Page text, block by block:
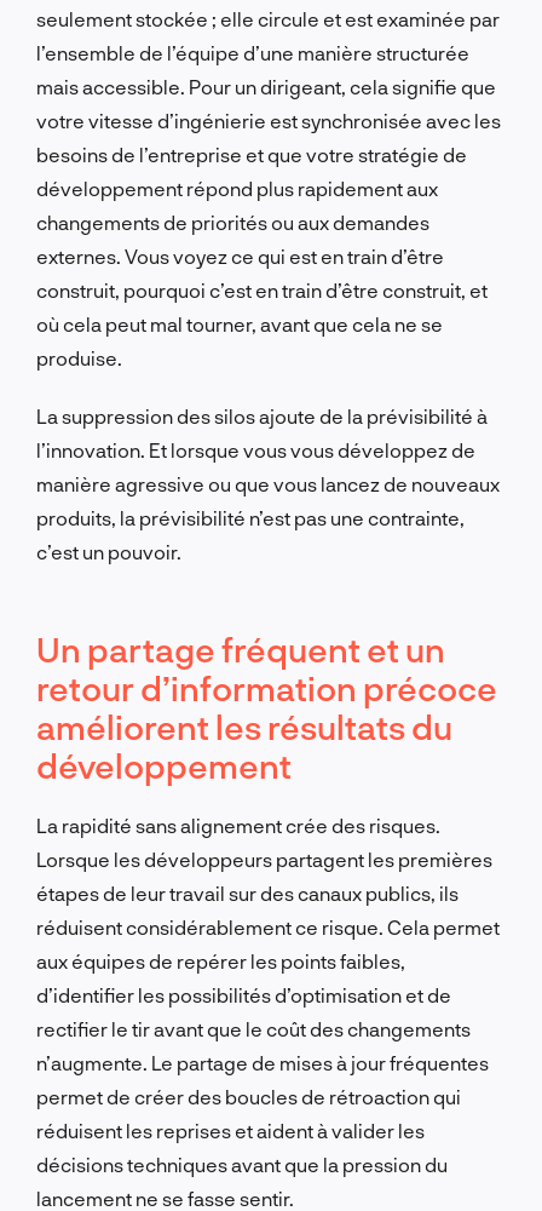
seulement stockée ; elle circule et est examinée par
l’ensemble de l’équipe d’une manière structurée
mais accessible. Pour un dirigeant, cela signifie que
votre vitesse d’ingénierie est synchronisée avec les
besoins de l’entreprise et que votre stratégie de
développement répond plus rapidement aux
changements de priorités ou aux demandes
externes. Vous voyez ce qui est en train d’être
construit, pourquoi c’est en train d’être construit, et
où cela peut mal tourner, avant que cela ne se
produise.
La suppression des silos ajoute de la prévisibilité à
l’innovation. Et lorsque vous vous développez de
manière agressive ou que vous lancez de nouveaux
produits, la prévisibilité n’est pas une contrainte,
c’est un pouvoir.
Un partage fréquent et un
retour d’information précoce
améliorent les résultats du
développement
La rapidité sans alignement crée des risques.
Lorsque les développeurs partagent les premières
étapes de leur travail sur des canaux publics, ils
réduisent considérablement ce risque. Cela permet
aux équipes de repérer les points faibles,
d’identifier les possibilités d’optimisation et de
rectifier le tir avant que le coût des changements
n’augmente. Le partage de mises à jour fréquentes
permet de créer des boucles de rétroaction qui
réduisent les reprises et aident à valider les
décisions techniques avant que la pression du
lancement ne se fasse sentir.